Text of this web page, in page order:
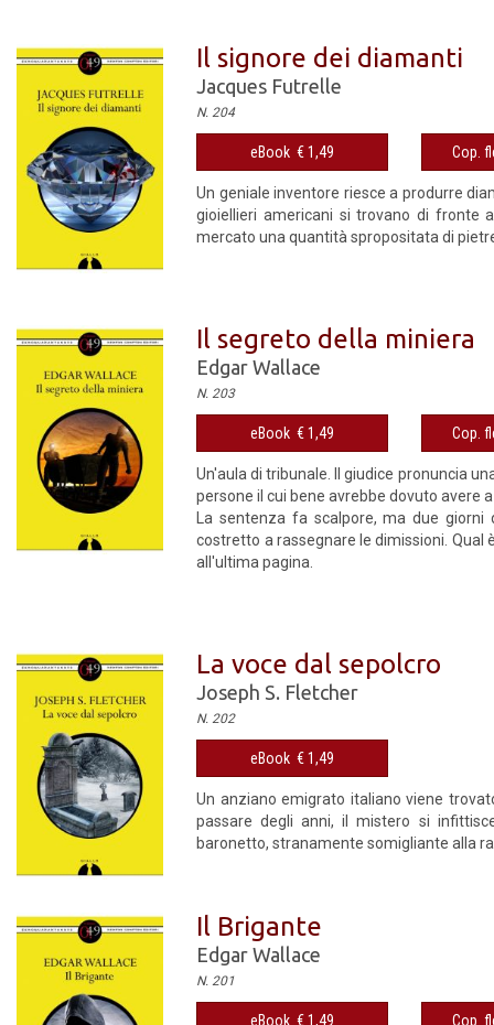
Il signore dei diamanti
Jacques Futrelle
N. 204
eBook € 1,49 Cop.
Un geniale inventore riesce a produrre
gioiellieri americani si trovano di fronte
mercato una quantità spropositata di
Il segreto della miniera
Edgar Wallace
N. 203
eBook € 1,49 Cop.
Un'aula di tribunale. Il giudice pronuncia
persone il cui bene avrebbe dovuto avere
La sentenza fa scalpore, ma due
costretto a rassegnare le dimissioni.
all'ultima pagina.
La voce dal sepolcro
Joseph S. Fletcher
N. 202
eBook € 1,49
Un anziano emigrato italiano viene
passare degli anni, il mistero si
baronetto, stranamente somigliante alla
Il Brigante
Edgar Wallace
N. 201
eBook € 1,49 Cop.